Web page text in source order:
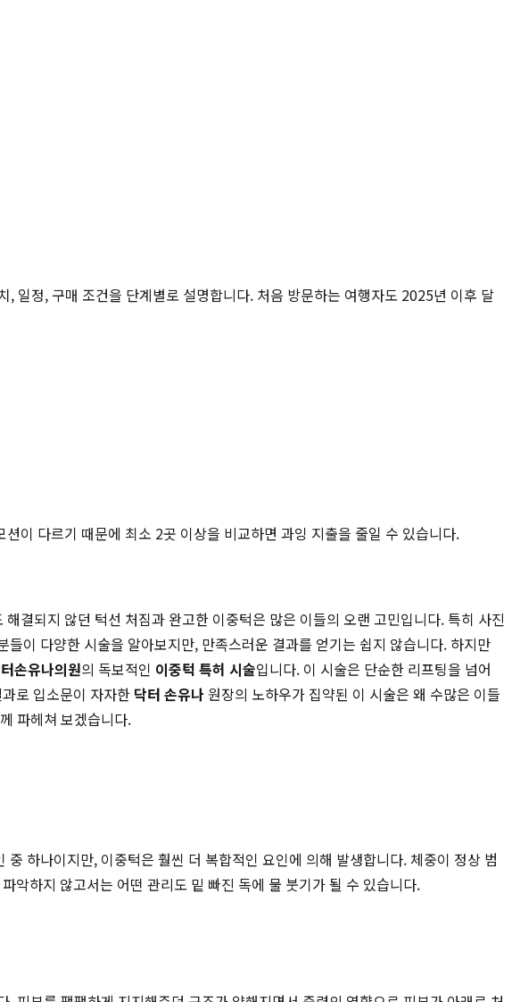
일정, 구매 조건을 단계별로 설명합니다. 처음 방문하는 여행자도 2025년 이후 달
이 다르기 때문에 최소 2곳 이상을 비교하면 과잉 지출을 줄일 수 있습니다.
결되지 않던 턱선 처짐과 완고한 이중턱은 많은 이들의 오랜 고민입니다. 특히 사진
이 다양한 시술을 알아보지만, 만족스러운 결과를 얻기는 쉽지 않습니다. 하지만
손유나의원의 독보적인 이중턱 특허 시술입니다. 이 시술은 단순한 리프팅을 넘어
로 입소문이 자자한 닥터 손유나 원장의 노하우가 집약된 이 시술은 왜 수많은 이들
파헤쳐 보겠습니다.
하나이지만, 이중턱은 훨씬 더 복합적인 요인에 의해 발생합니다. 체중이 정상 범
악하지 않고서는 어떤 관리도 밑 빠진 독에 물 붓기가 될 수 있습니다.